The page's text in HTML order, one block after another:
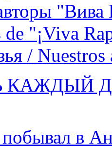
"Вива
"¡Viva
/ Nuestros
КАЖДЫЙ
в